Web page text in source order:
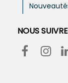
NOUS SUIVRE